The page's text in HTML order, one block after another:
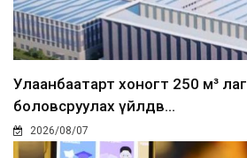
Улаанбаатарт хоногт 250 м³ лаг
боловсруулах үйлдв...
2026/08/07